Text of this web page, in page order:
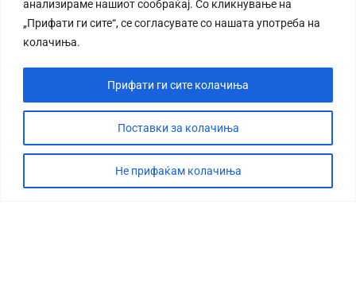
анализираме нашиот сообраќај. Со кликнување на
„Прифати ги сите“, се согласувате со нашата употреба на
колачиња.
Поставки за колачиња
Не прифаќам колачиња
Прифати ги сите колачиња